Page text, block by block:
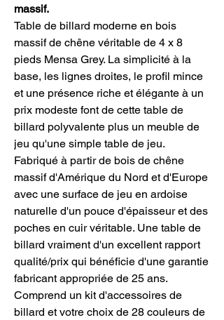
massif.
Table de billard moderne en bois
massif de chêne véritable de 4 x 8
pieds Mensa Grey. La simplicité à la
base, les lignes droites, le profil mince
et une présence riche et élégante à un
prix modeste font de cette table de
billard polyvalente plus un meuble de
jeu qu'une simple table de jeu.
Fabriqué à partir de bois de chêne
massif d'Amérique du Nord et d'Europe
avec une surface de jeu en ardoise
naturelle d'un pouce d'épaisseur et des
poches en cuir véritable. Une table de
billard vraiment d'un excellent rapport
qualité/prix qui bénéficie d'une garantie
fabricant appropriée de 25 ans.
Comprend un kit d'accessoires de
billard et votre choix de 28 couleurs de